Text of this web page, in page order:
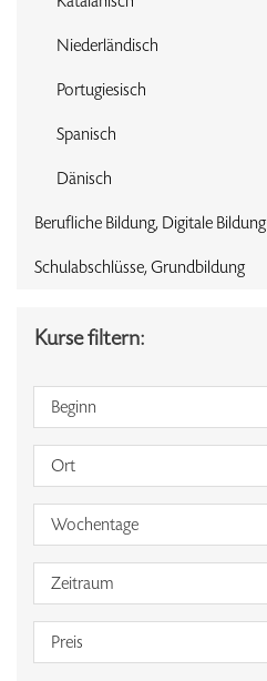
Niederländisch
Portugiesisch
Spanisch
Dänisch
Berufliche Bildung, Digitale Bildung
Schulabschlüsse, Grundbildung
Kurse filtern:
Beginn
Ort
Wochentage
Zeitraum
Preis